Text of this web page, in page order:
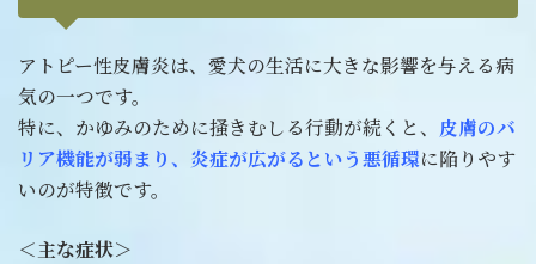
アトピー性皮膚炎は、愛犬の生活に大きな影響を与える病
気の一つです。
特に、かゆみのために掻きむしる行動が続くと、 皮膚のバ
リア機能が弱まり、炎症が広がるという悪循環に陥りやす
いのが特徴です。
＜主な症状＞